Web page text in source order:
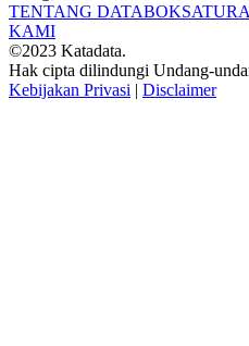
TENTANG DATABOKS
KAMI
©2023 Katadata.
Hak cipta dilindungi Undang-
Kebijakan Privasi | Disclaimer